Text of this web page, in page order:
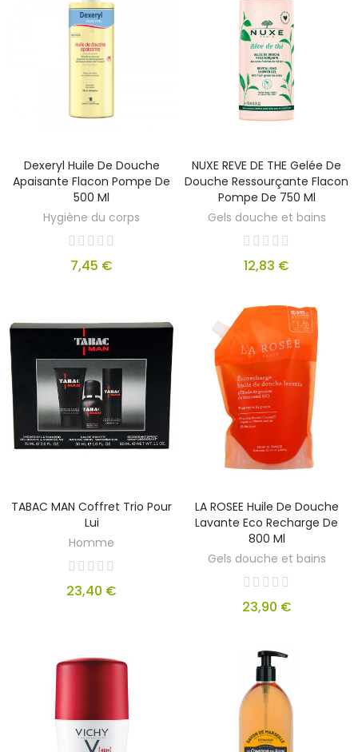
Dexeryl Huile De Douche
Apaisante Flacon Pompe De
500 Ml
Hygiène du corps
7,45 €
NUXE REVE DE THE Gelée De
Douche Ressourçante Flacon
Pompe De 750 Ml
Gels douche et bains
12,83 €
TABAC MAN Coffret Trio Pour
Lui
Homme
23,40 €
LA ROSEE Huile De Douche
Lavante Eco Recharge De
800 Ml
Gels douche et bains
23,90 €